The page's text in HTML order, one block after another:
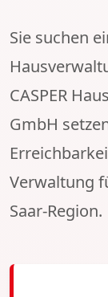
Sie suchen
CASPER
GmbH
Verwaltung
Saar-Region.